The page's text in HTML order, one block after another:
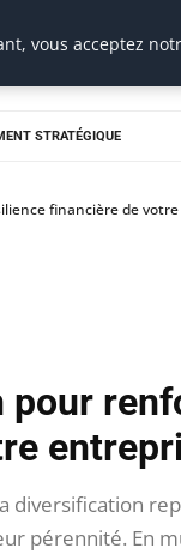
STRATÉGIQUE
financière de
pour
diversification
pérennité. En
vous acceptez